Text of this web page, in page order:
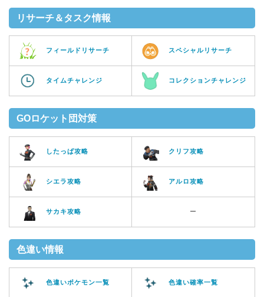
リサーチ＆タスク情報
フィールドリサーチ スペシャルリサーチ
タイムチャレンジ コレクションチャレンジ
GOロケット団対策
したっぱ攻略 クリフ攻略
シエラ攻略 アルロ攻略
サカキ攻略 ー
色違い情報
色違いポケモン一覧 色違い確率一覧